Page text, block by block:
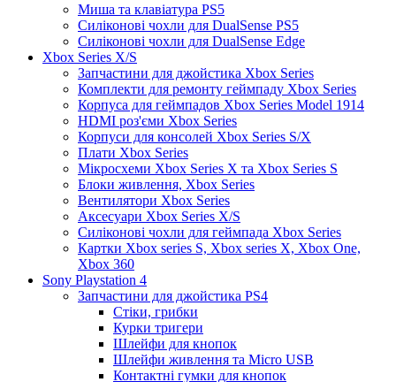
Миша та клавіатура PS5
Силіконові чохли для DualSense PS5
Силіконові чохли для DualSense Edge
Xbox Series X/S
Запчастини для джойстика Xbox Series
Комплекти для ремонту геймпаду Xbox Series
Корпуса для геймпадов Xbox Series Model 1914
HDMI роз'єми Xbox Series
Корпуси для консолей Xbox Series S/X
Плати Xbox Series
Мікросхеми Xbox Series X та Xbox Series S
Блоки живлення, Xbox Series
Вентилятори Xbox Series
Аксесуари Xbox Series X/S
Силіконові чохли для геймпада Xbox Series
Картки Xbox series S, Xbox series X, Xbox One,
Xbox 360
Sony Playstation 4
Запчастини для джойстика PS4
Стіки, грибки
Курки тригери
Шлейфи для кнопок
Шлейфи живлення та Micro USB
Контактні гумки для кнопок